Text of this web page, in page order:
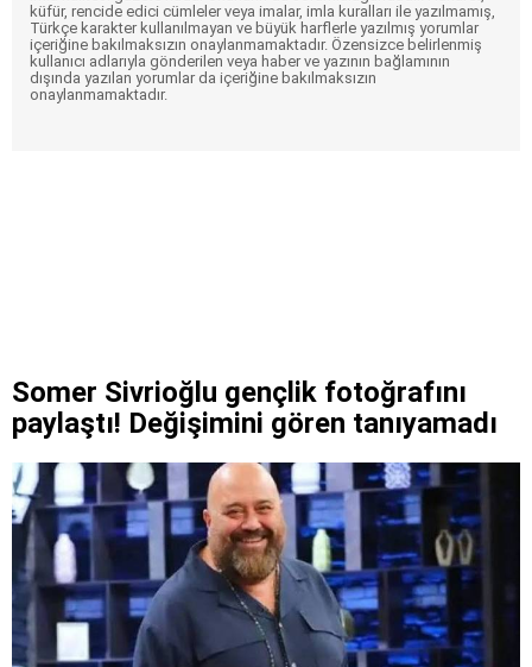
küfür, rencide edici cümleler veya imalar, imla kuralları ile yazılmamış,
Türkçe karakter kullanılmayan ve büyük harflerle yazılmış yorumlar
içeriğine bakılmaksızın onaylanmamaktadır. Özensizce belirlenmiş
kullanıcı adlarıyla gönderilen veya haber ve yazının bağlamının
dışında yazılan yorumlar da içeriğine bakılmaksızın
onaylanmamaktadır.
Somer Sivrioğlu gençlik fotoğrafını
paylaştı! Değişimini gören tanıyamadı